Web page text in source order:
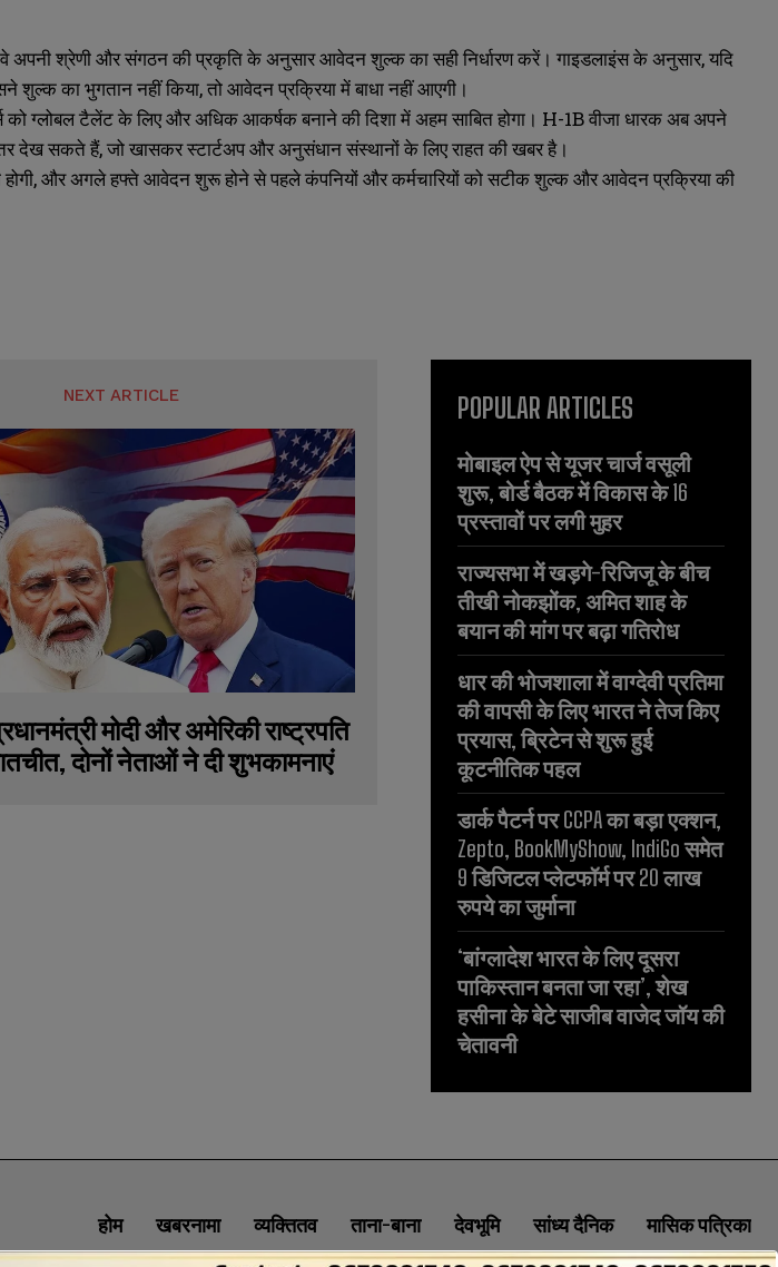
श्रेणी और संगठन की प्रकृति के अनुसार आवेदन शुल्क का सही निर्धारण करें। गाइडलाइंस के अनुसार, यदि
शुल्क का भुगतान नहीं किया, तो आवेदन प्रक्रिया में बाधा नहीं आएगी।
को ग्लोबल टैलेंट के लिए और अधिक आकर्षक बनाने की दिशा में अहम साबित होगा। H-1B वीजा धारक अब अपने
देख सकते हैं, जो खासकर स्टार्टअप और अनुसंधान संस्थानों के लिए राहत की खबर है।
होगी, और अगले हफ्ते आवेदन शुरू होने से पहले कंपनियों और कर्मचारियों को सटीक शुल्क और आवेदन प्रक्रिया की
NEXT ARTICLE
मोदी और अमेरिकी राष्ट्रपति
दोनों नेताओं ने दी शुभकामनाएं
POPULAR ARTICLES
मोबाइल ऐप से यूजर चार्ज वसूली
शुरू, बोर्ड बैठक में विकास के 16
प्रस्तावों पर लगी मुहर
राज्यसभा में खड़गे-रिजिजू के बीच
तीखी नोकझोंक, अमित शाह के
बयान की मांग पर बढ़ा गतिरोध
धार की भोजशाला में वाग्देवी प्रतिमा
की वापसी के लिए भारत ने तेज किए
प्रयास, ब्रिटेन से शुरू हुई
कूटनीतिक पहल
डार्क पैटर्न पर CCPA का बड़ा एक्शन,
Zepto, BookMyShow, IndiGo समेत
9 डिजिटल प्लेटफॉर्म पर 20 लाख
रुपये का जुर्माना
‘बांग्लादेश भारत के लिए दूसरा
पाकिस्तान बनता जा रहा’, शेख
हसीना के बेटे साजीब वाजेद जॉय की
चेतावनी
होम खबरनामा व्यक्तितव ताना-बाना देवभूमि सांध्य दैनिक मासिक पत्रिका